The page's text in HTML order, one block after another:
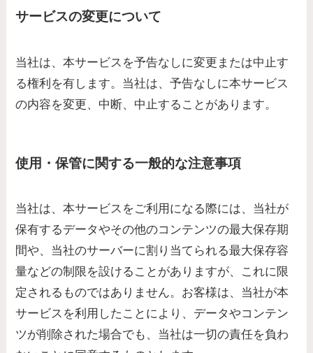
サービスの変更について
当社は、本サービスを予告なしに変更または中止す
る権利を有します。当社は、予告なしに本サービス
の内容を変更、中断、中止することがあります。
使用・保管に関する一般的な注意事項
当社は、本サービスをご利用になる際には、当社が
保有するデータやその他のコンテンツの最大保存期
間や、当社のサーバーに割り当てられる最大保存容
量などの制限を設けることがありますが、これに限
定されるものではありません。お客様は、当社が本
サービスを利用したことにより、データやコンテン
ツが削除された場合でも、当社は一切の責任を負わ